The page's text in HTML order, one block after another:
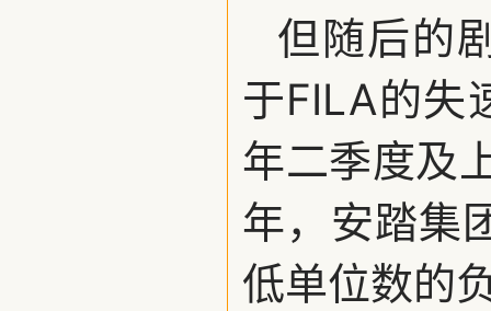
但随后的
于FILA的失
年二季度及
年，安踏集
低单位数的